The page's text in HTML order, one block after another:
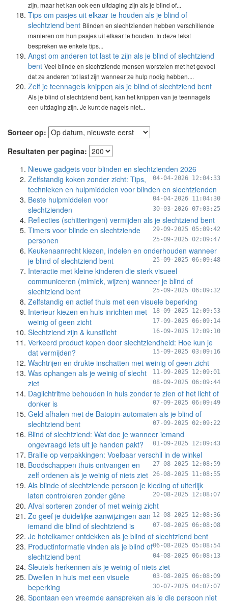
zijn, maar het kan ook een uitdaging zijn als je blind of...
Tips om pasjes uit elkaar te houden als je blind of
slechtziend bent Blinden en slechtzienden hebben verschillende
manieren om hun pasjes uit elkaar te houden. In deze tekst
bespreken we enkele tips...
Angst om anderen tot last te zijn als je blind of slechtziend
bent Veel blinde en slechtziende mensen worstelen met het gevoel
dat ze anderen tot last zijn wanneer ze hulp nodig hebben....
Zelf je teennagels knippen als je blind of slechtziend bent
Als je blind of slechtziend bent, kan het knippen van je teennagels
een uitdaging zijn. Je kunt de nagels niet...
Sorteer op:
Resultaten per pagina:
Nieuwe gadgets voor blinden en slechtzienden 2026
04-04-2026 12:04:33
Zelfstandig koken zonder zicht: Tips,
technieken en hulpmiddelen voor blinden en slechtzienden
04-04-2026 11:04:30
Beste hulpmiddelen voor
slechtzienden
30-03-2026 07:03:25
Reflecties (schitteringen) vermijden als je slechtziend bent
29-09-2025 05:09:42
Timers voor blinde en slechtziende
personen
25-09-2025 02:09:47
Keukenaanrecht kiezen, indelen en onderhouden wanneer
je blind of slechtziend bent
25-09-2025 06:09:48
Interactie met kleine kinderen die sterk visueel
communiceren (mimiek, wijzen) wanneer je blind of
slechtziend bent
25-09-2025 06:09:32
Zelfstandig en actief thuis met een visuele beperking
18-09-2025 12:09:53
Interieur kiezen en huis inrichten met
weinig of geen zicht
17-09-2025 06:09:14
Slechtziend zijn & kunstlicht 16-09-2025 12:09:10
Verkeerd product kopen door slechtziendheid: Hoe kun je
dat vermijden?
15-09-2025 03:09:16
Wachtrijen en drukte inschatten met weinig of geen zicht
11-09-2025 12:09:01
Was ophangen als je weinig of slecht
ziet
08-09-2025 06:09:44
Daglichtritme behouden in huis zonder te zien of het licht of
donker is
07-09-2025 06:09:49
Geld afhalen met de Batopin-automaten als je blind of
slechtziend bent
07-09-2025 02:09:22
Blind of slechtziend: Wat doe je wanneer iemand
ongevraagd iets uit je handen pakt?
01-09-2025 12:09:43
Braille op verpakkingen: Voelbaar verschil in de winkel
27-08-2025 12:08:59
Boodschappen thuis ontvangen en
zelf ordenen als je weinig of niets ziet
26-08-2025 11:08:55
Als blinde of slechtziende persoon je kleding of uiterlijk
laten controleren zonder gêne
20-08-2025 12:08:07
Afval sorteren zonder of met weinig zicht
12-08-2025 12:08:36
Zo geef je duidelijke aanwijzingen aan
iemand die blind of slechtziend is
07-08-2025 06:08:08
Je hotelkamer ontdekken als je blind of slechtziend bent
06-08-2025 05:08:54
Productinformatie vinden als je blind of
slechtziend bent
04-08-2025 06:08:13
Sleutels herkennen als je weinig of niets ziet
03-08-2025 06:08:09
Dweilen in huis met een visuele
beperking
30-07-2025 04:07:07
Spontaan een vreemde aanspreken als je die persoon niet